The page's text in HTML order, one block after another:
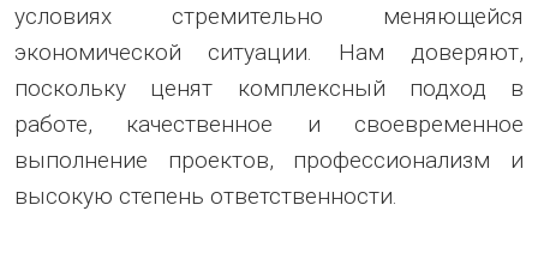
условиях стремительно меняющейся
экономической ситуации. Нам доверяют,
поскольку ценят комплексный подход в
работе, качественное и своевременное
выполнение проектов, профессионализм и
высокую степень ответственности.